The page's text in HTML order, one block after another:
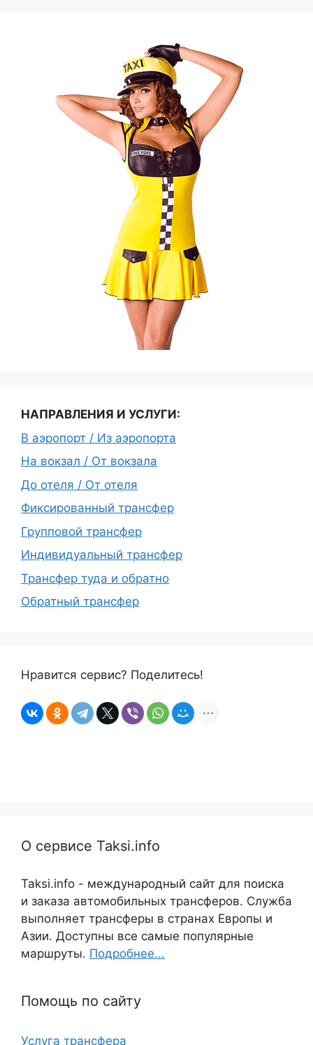
НАПРАВЛЕНИЯ И УСЛУГИ:
В аэропорт / Из аэропорта
На вокзал / От вокзала
До отеля / От отеля
Фиксированный трансфер
Групповой трансфер
Индивидуальный трансфер
Трансфер туда и обратно
Обратный трансфер
Нравится сервис? Поделитесь!
О сервисе Taksi.info
Taksi.info - международный сайт для поиска
и заказа автомобильных трансферов. Служба
выполняет трансферы в странах Европы и
Азии. Доступны все самые популярные
маршруты. Подробнее...
Помощь по сайту
Услуга трансфера